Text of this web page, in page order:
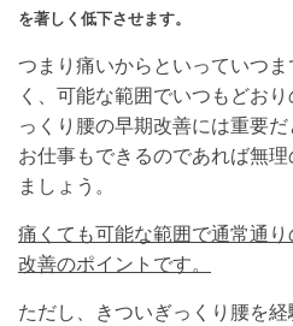
を著しく低下させます。
つまり痛いからといっていつ
く、可能な範囲でいつもどお
っくり腰の早期改善には重要だ
お仕事もできるのであれば無
ましょう。
痛くても可能な範囲で通常通
改善のポイントです。
ただし、きついぎっくり腰を